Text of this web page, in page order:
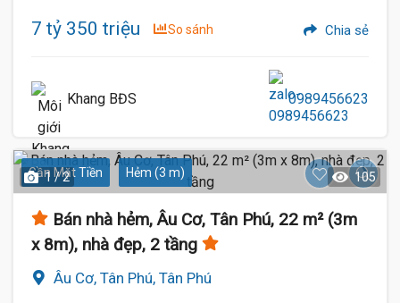
7 tỷ 350 triệu So sánh Chia sẻ
Khang BĐS 0989456623
Gần Mặt Tiền Hẻm (3 m)
1 / 2 105
Bán nhà hẻm, Âu Cơ, Tân Phú, 22 m² (3m
x 8m), nhà đẹp, 2 tầng
Âu Cơ, Tân Phú, Tân Phú